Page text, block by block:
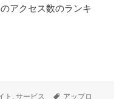
アクセス数のランキ
ミアム会員のアクセス
ト ,サービス タ
アップロ